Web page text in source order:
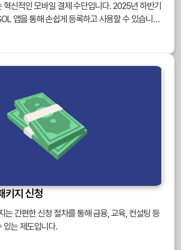
혁신적인 모바일 결제 수단입니다. 2025년 하반기
앱을 통해 손쉽게 등록하고 사용할 수 있습니다.
주 묻는 질문까지 상세히 안내합니다.
키지 신청
는 간편한 신청 절차를 통해 금융, 교육, 컨설팅 등
있는 제도입니다.